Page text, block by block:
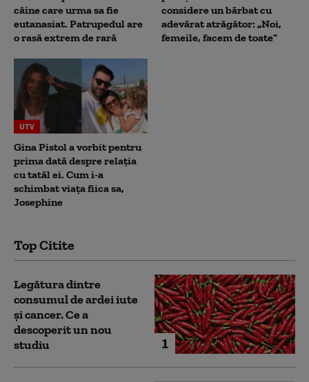
câine care urma sa fie
eutanasiat. Patrupedul are
o rasă extrem de rară
considere un bărbat cu
adevărat atrăgător: „Noi,
femeile, facem de toate”
UTV
Gina Pistol a vorbit pentru
prima dată despre relația
cu tatăl ei. Cum i-a
schimbat viața fiica sa,
Josephine
Top Citite
1
Legătura dintre
consumul de ardei iute
și cancer. Ce a
descoperit un nou
studiu